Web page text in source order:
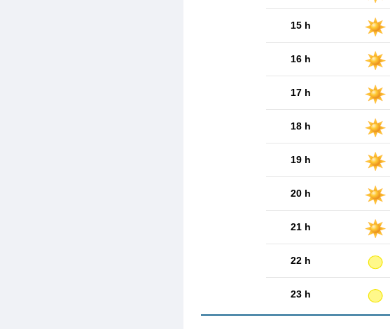
15 h
16 h
17 h
18 h
19 h
20 h
21 h
22 h
23 h